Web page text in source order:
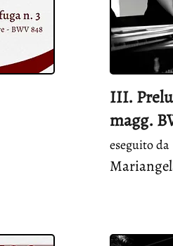
III.
magg.
eseguito da